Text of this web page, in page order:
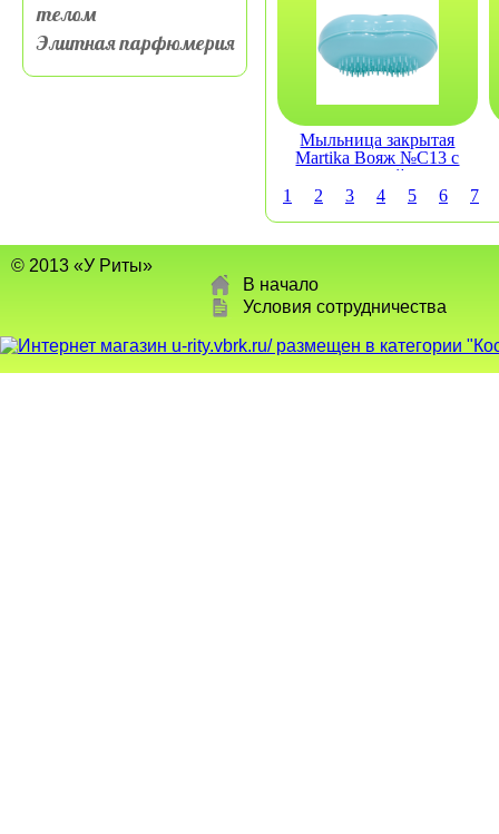
телом
Элитная парфюмерия
Мыльница закрытая
Martika Вояж №С13 с
щеткой
1
2 3 4 5 6 7
© 2013 «У Риты»
В начало
Условия сотрудничества